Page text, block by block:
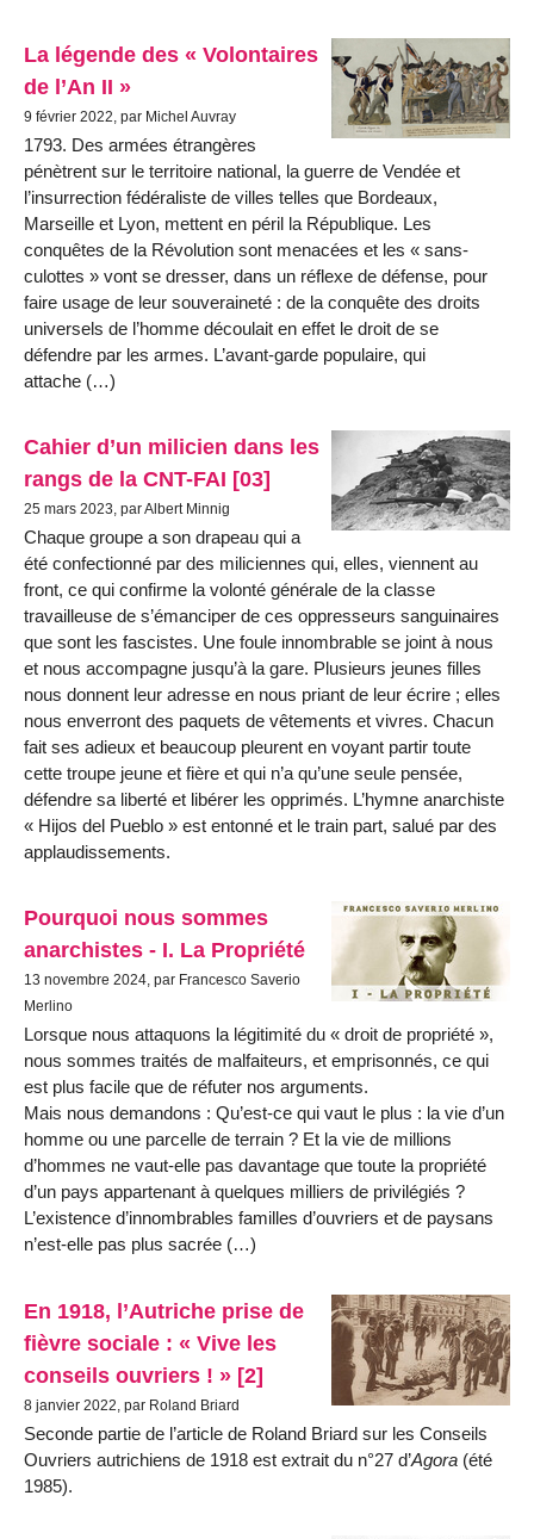
La légende des « Volontaires
de l’An II »
9 février 2022, par Michel Auvray
1793. Des armées étrangères
pénètrent sur le territoire national, la guerre de Vendée et
l’insurrection fédéraliste de villes telles que Bordeaux,
Marseille et Lyon, mettent en péril la République. Les
conquêtes de la Révolution sont menacées et les « sans-
culottes » vont se dresser, dans un réflexe de défense, pour
faire usage de leur souveraineté : de la conquête des droits
universels de l’homme découlait en effet le droit de se
défendre par les armes. L’avant-garde populaire, qui
attache (…)
Cahier d’un milicien dans les
rangs de la CNT-FAI [03]
25 mars 2023, par Albert Minnig
Chaque groupe a son drapeau qui a
été confectionné par des miliciennes qui, elles, viennent au
front, ce qui confirme la volonté générale de la classe
travailleuse de s’émanciper de ces oppresseurs sanguinaires
que sont les fascistes. Une foule innombrable se joint à nous
et nous accompagne jusqu’à la gare. Plusieurs jeunes filles
nous donnent leur adresse en nous priant de leur écrire ; elles
nous enverront des paquets de vêtements et vivres. Chacun
fait ses adieux et beaucoup pleurent en voyant partir toute
cette troupe jeune et fière et qui n’a qu’une seule pensée,
défendre sa liberté et libérer les opprimés. L’hymne anarchiste
« Hijos del Pueblo » est entonné et le train part, salué par des
applaudissements.
Pourquoi nous sommes
anarchistes - I. La Propriété
13 novembre 2024, par Francesco Saverio
Merlino
Lorsque nous attaquons la légitimité du « droit de propriété »,
nous sommes traités de malfaiteurs, et emprisonnés, ce qui
est plus facile que de réfuter nos arguments.
Mais nous demandons : Qu’est-ce qui vaut le plus : la vie d’un
homme ou une parcelle de terrain ? Et la vie de millions
d’hommes ne vaut-elle pas davantage que toute la propriété
d’un pays appartenant à quelques milliers de privilégiés ?
L’existence d’innombrables familles d’ouvriers et de paysans
n’est-elle pas plus sacrée (…)
En 1918, l’Autriche prise de
fièvre sociale : « Vive les
conseils ouvriers ! » [2]
8 janvier 2022, par Roland Briard
Seconde partie de l’article de Roland Briard sur les Conseils
Ouvriers autrichiens de 1918 est extrait du n°27 d’Agora (été
1985).